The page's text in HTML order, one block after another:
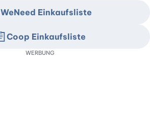
WeNeed Einkaufsliste
Coop Einkaufsliste
WERBUNG